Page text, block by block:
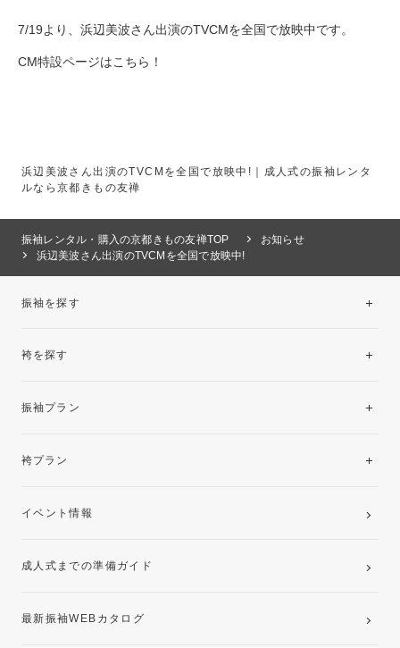
7/19より、浜辺美波さん出演のTVCMを全国で放映中です。
CM特設ページはこちら ！
浜辺美波さん出演のTVCMを全国で放映中!｜成人式の振袖レンタ
ルなら京都きもの友禅
振袖レンタル・購入の京都きもの友禅TOP
お知らせ
浜辺美波さん出演のTVCMを全国で放映中!
振袖を探す
袴を探す
振袖プラン
レンタルプラン
袴プラン
卒業袴レンタルプラン
イベント情報
成人式までの準備ガイド
最新振袖WEBカタログ